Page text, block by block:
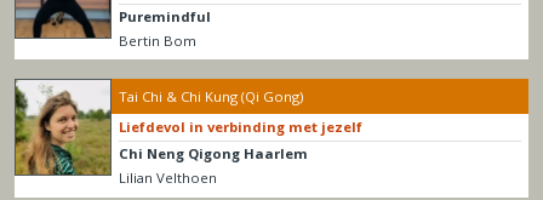
Puremindful
Bertin Bom
Tai Chi & Chi Kung (Qi Gong)
Liefdevol in verbinding met jezelf
Chi Neng Qigong Haarlem
Lilian Velthoen